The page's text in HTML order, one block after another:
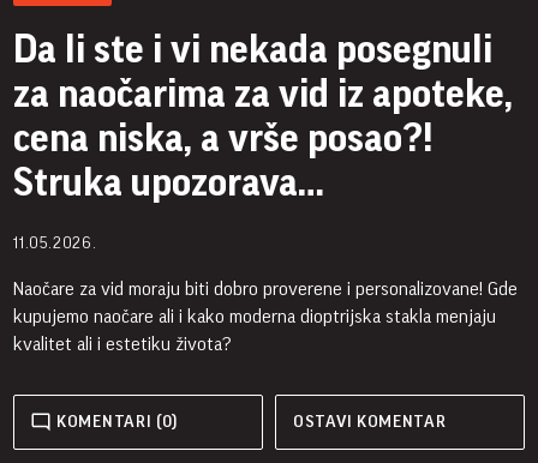
Da li ste i vi nekada posegnuli
za naočarima za vid iz apoteke,
cena niska, a vrše posao?!
Struka upozorava…
11.05.2026.
Naočare za vid moraju biti dobro proverene i personalizovane! Gde
kupujemo naočare ali i kako moderna dioptrijska stakla menjaju
kvalitet ali i estetiku života?
KOMENTARI (0) OSTAVI KOMENTAR